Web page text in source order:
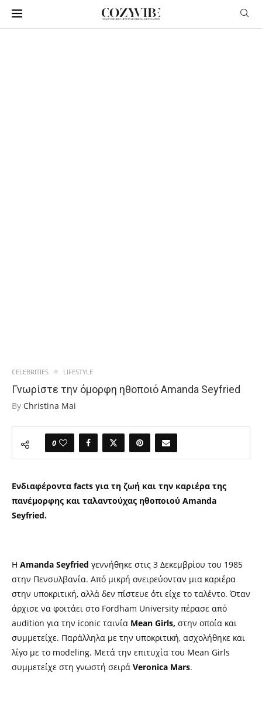
CELEBRITIES LIFESTYLE
Γνωρίστε την όμορφη ηθοποιό Amanda Seyfried
By Christina Mai
0
Ενδιαφέροντα facts για τη ζωή και την καριέρα της
πανέμορφης και ταλαντούχας ηθοποιού Amanda
Seyfried.
Η Amanda Seyfried γεννήθηκε στις 3 Δεκεμβρίου του 1985
στην Πενσυλβανία. Από μικρή ονειρεύονταν μια καριέρα
στην υποκριτική, αλλά δεν πίστευε ότι είχε το ταλέντο. Όταν
άρχισε να φοιτάει στο Fordham University πέρασε από
audition για την iconic ταινία Mean Girls, στην οποία και
συμμετείχε. Παράλληλα με την υποκριτική, ασχολήθηκε και
λίγο με το modeling. Μετά την επιτυχία του Mean Girls
συμμετείχε στη γνωστή σειρά Veronica Mars.